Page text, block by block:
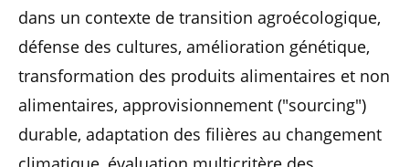
dans un contexte de transition agroécologique,
défense des cultures, amélioration génétique,
transformation des produits alimentaires et non
alimentaires, approvisionnement ("sourcing")
durable, adaptation des filières au changement